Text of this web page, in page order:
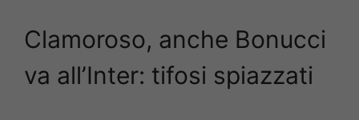
Clamoroso, anche Bonucci
va all’Inter: tifosi spiazzati